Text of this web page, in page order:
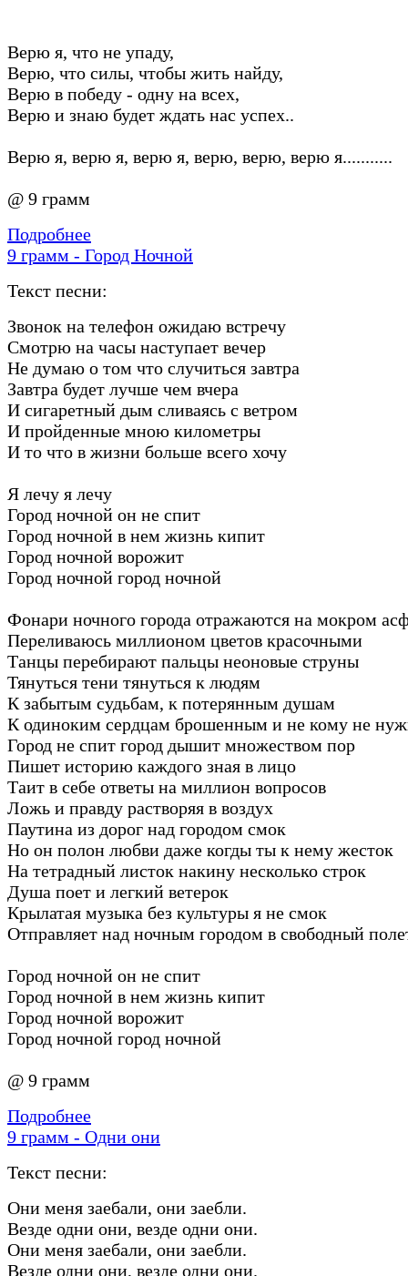
Верю я, что не упаду,
Верю, что силы, чтобы жить найду,
Верю в победу - одну на всех,
Верю и знаю будет ждать нас успех..
Верю я, верю я, верю я, верю, верю, верю я...........
@ 9 грамм
Подробнее
9 грамм - Город Ночной
Текст песни:
Звонок на телефон ожидаю встречу
Смотрю на часы наступает вечер
Не думаю о том что случиться завтра
Завтра будет лучше чем вчера
И сигаретный дым сливаясь с ветром
И пройденные мною километры
И то что в жизни больше всего хочу
Я лечу я лечу
Город ночной он не спит
Город ночной в нем жизнь кипит
Город ночной ворожит
Город ночной город ночной
Фонари ночного города отражаются на мокром
Переливаюсь миллионом цветов красочными
Танцы перебирают пальцы неоновые струны
Тянуться тени тянуться к людям
К забытым судьбам, к потерянным душам
К одиноким сердцам брошенным и не кому не
Город не спит город дышит множеством пор
Пишет историю каждого зная в лицо
Таит в себе ответы на миллион вопросов
Ложь и правду растворяя в воздух
Паутина из дорог над городом смок
Но он полон любви даже когды ты к нему жесток
На тетрадный листок накину несколько строк
Душа поет и легкий ветерок
Крылатая музыка без культуры я не смок
Отправляет над ночным городом в свободный
Город ночной он не спит
Город ночной в нем жизнь кипит
Город ночной ворожит
Город ночной город ночной
@ 9 грамм
Подробнее
9 грамм - Одни они
Текст песни:
Они меня заебали, они заебли.
Везде одни они, везде одни они.
Они меня заебали, они заебли.
Везде одни они, везде одни они.